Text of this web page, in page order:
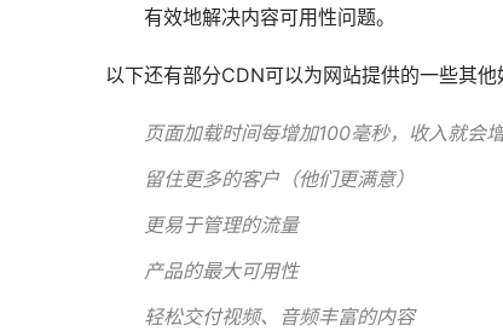
有效地解决内容可用性问题。
以下还有部分CDN可以为网站提供的一些其
页面加载时间每增加100毫秒，收入就会
留住更多的客户（他们更满意）
更易于管理的流量
产品的最大可用性
轻松交付视频、音频丰富的内容